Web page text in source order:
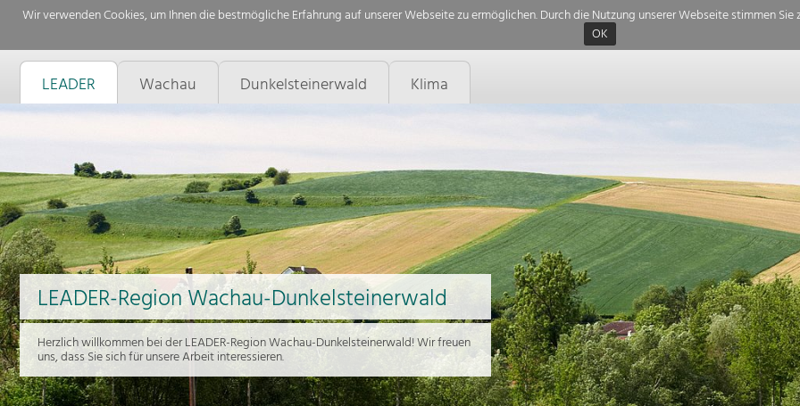
Wir verwenden Cookies, um Ihnen die bestmögliche Erfahrung auf unserer Webseite zu ermöglichen. Durch die Nutzung unserer Webseite stimmen
OK
LEADER Wachau Dunkelsteinerwald Klima
LEADER-Region Wachau-Dunkelsteinerwald
Herzlich willkommen bei der LEADER-Region Wachau-Dunkelsteinerwald! Wir freuen
uns, dass Sie sich für unsere Arbeit interessieren.